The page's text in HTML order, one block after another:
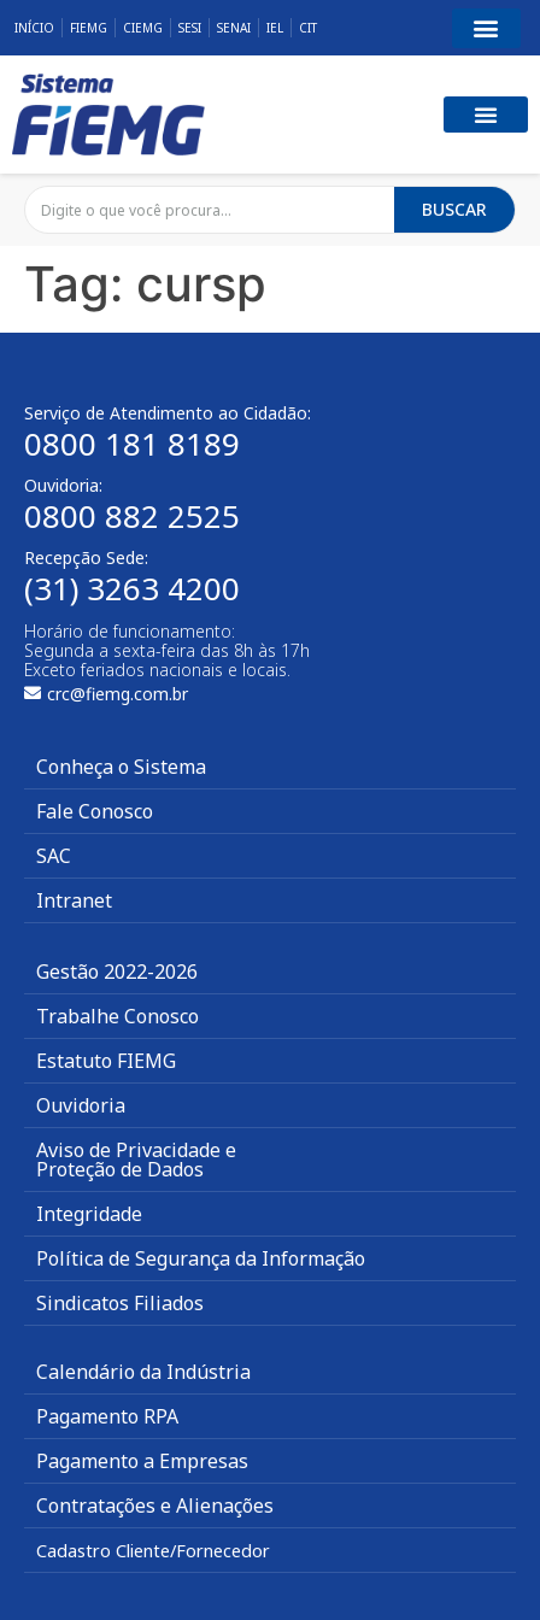
INÍCIO FIEMG CIEMG SESI SENAI IEL CIT
BUSCAR
Tag: cursp
Serviço de Atendimento ao Cidadão:
0800 181 8189
Ouvidoria:
0800 882 2525​
Recepção Sede:
(31) 3263 4200
Horário de funcionamento:
Segunda a sexta-feira das 8h às 17h
Exceto feriados nacionais e locais.
crc@fiemg.com.br
Conheça o Sistema
Fale Conosco
SAC
Intranet
Gestão 2022-2026
Trabalhe Conosco
Estatuto FIEMG
Ouvidoria
Aviso de Privacidade e
Proteção de Dados
Integridade
Política de Segurança da Informação
Sindicatos Filiados
Calendário da Indústria
Pagamento RPA
Pagamento a Empresas
Contratações e Alienações
Cadastro Cliente/Fornecedor